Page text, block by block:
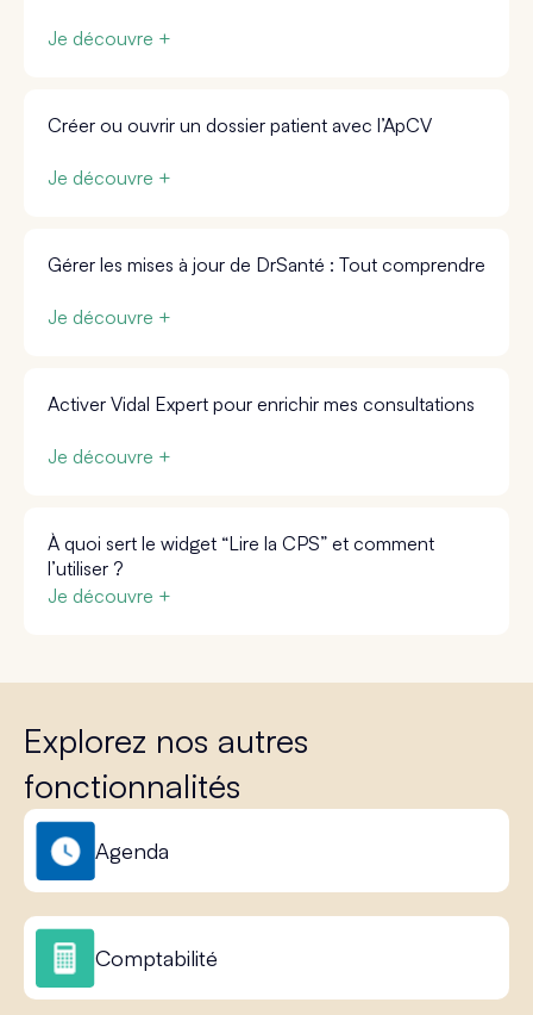
Je découvre +
Créer ou ouvrir un dossier patient avec l’ApCV
Je découvre +
Gérer les mises à jour de DrSanté : Tout comprendre
Je découvre +
Activer Vidal Expert pour enrichir mes consultations
Je découvre +
À quoi sert le widget “Lire la CPS” et comment
l’utiliser ?
Je découvre +
Explorez nos autres
fonctionnalités
Agenda
Comptabilité